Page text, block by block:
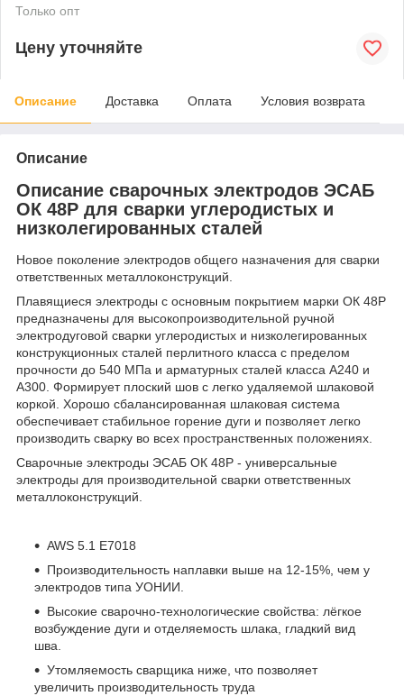
Только опт
Цену уточняйте
Описание Доставка Оплата Условия возврата
Описание
Описание сварочных электродов ЭСАБ
ОК 48Р для сварки углеродистых и
низколегированных сталей
Новое поколение электродов общего назначения для сварки
ответственных металлоконструкций.
Плавящиеся электроды с основным покрытием марки ОК 48Р
предназначены для высокопроизводительной ручной
электродуговой сварки углеродистых и низколегированных
конструкционных сталей перлитного класса с пределом
прочности до 540 МПа и арматурных сталей класса А240 и
А300. Формирует плоский шов с легко удаляемой шлаковой
коркой. Хорошо сбалансированная шлаковая система
обеспечивает стабильное горение дуги и позволяет легко
производить сварку во всех пространственных положениях.
Сварочные электроды ЭСАБ ОК 48Р - универсальные
электроды для производительной сварки ответственных
металлоконструкций.
AWS 5.1 E7018
Производительность наплавки выше на 12-15%, чем у
электродов типа УОНИИ.
Высокие сварочно-технологические свойства: лёгкое
возбуждение дуги и отделяемость шлака, гладкий вид
шва.
Утомляемость сварщика ниже, что позволяет
увеличить производительность труда